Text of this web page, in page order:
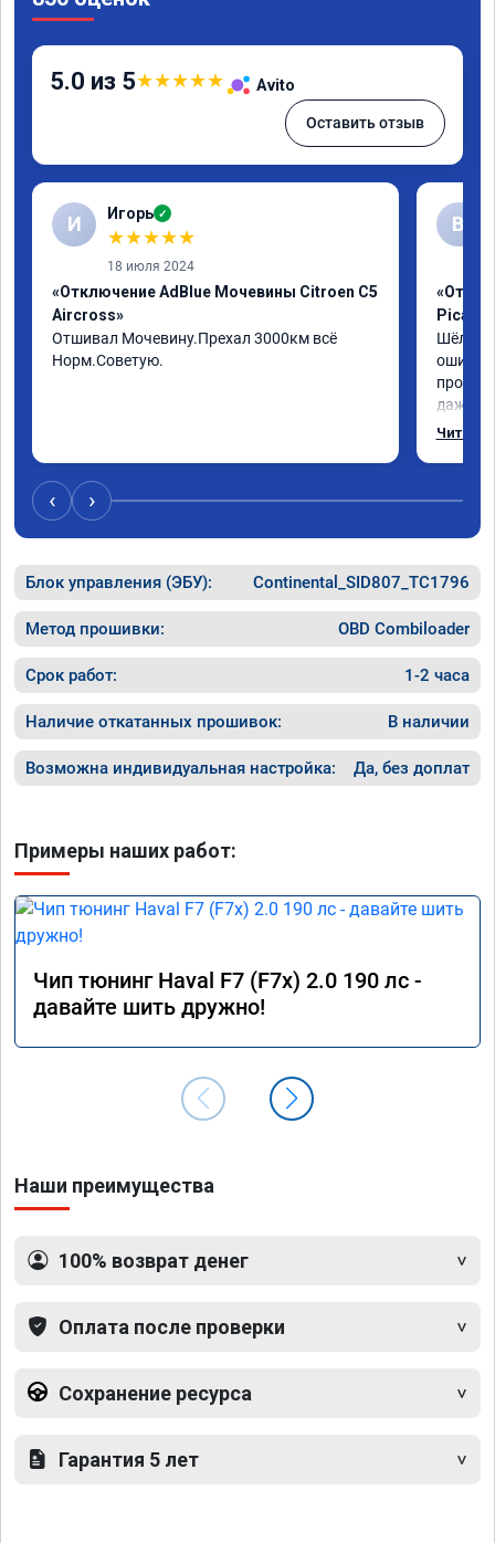
5.0 из 5★★★★★ Avito
Оставить отзыв
И Игорь ✓
★★★★★
18 июля 2024
«Отключение AdBlue Мочевины Citroen C5
Aircross»
Отшивал Мочевину.Прехал 3000км всё
Норм.Советую.
В
Шёл по
ошибка
даже с
Читать
‹ ›
Блок управления (ЭБУ): Continental_SID807_TC1796
Метод прошивки: OBD Combiloader
Срок работ: 1-2 часа
Наличие откатанных прошивок: В наличии
Возможна индивидуальная настройка: Да, без доплат
Примеры наших работ:
Чип тюнинг Haval F7 (F7x) 2.0 190 лс -
давайте шить дружно!
Наши преимущества
100% возврат денег
Оплата после проверки
Сохранение ресурса
Гарантия 5 лет